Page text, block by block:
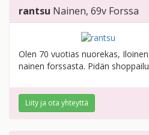
rantsu Nainen, 69v Forssa
Olen 70 vuotias nuorekas,
nainen forssasta. Pidän
Liity ja ota yhteyttä